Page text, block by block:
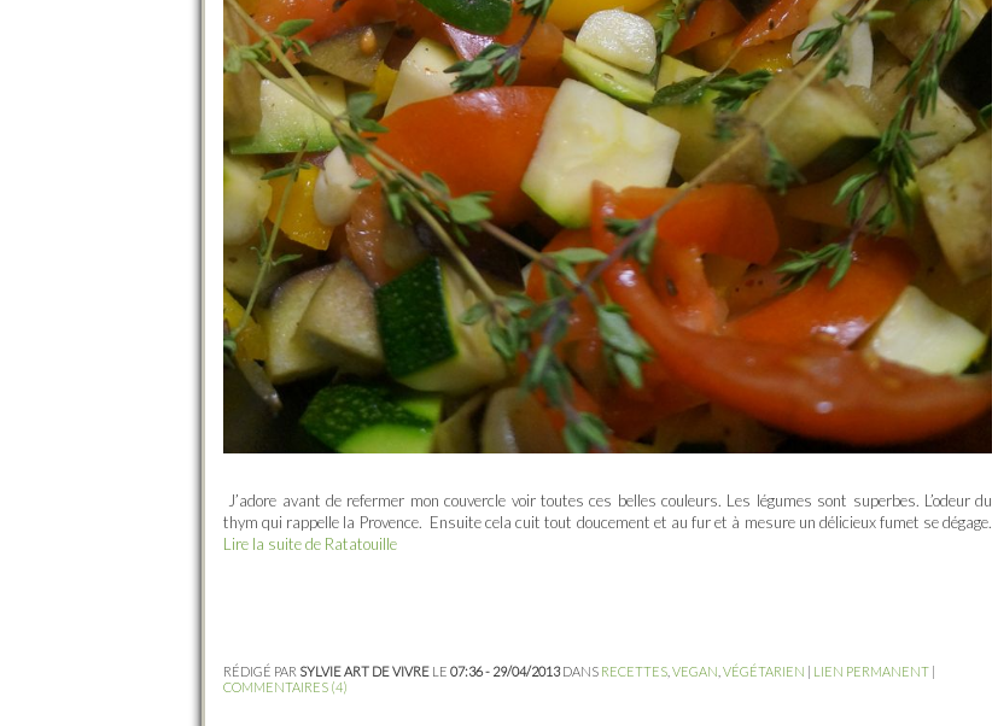
J’adore avant de refermer mon couvercle voir toutes ces belles couleurs. Les légumes sont superbes. L’odeur du
thym qui rappelle la Provence. Ensuite cela cuit tout doucement et au fur et à mesure un délicieux fumet se dégage.
Lire la suite de Ratatouille
RÉDIGÉ PAR SYLVIE ART DE VIVRE LE 07:36 - 29/04/2013DANS RECETTES VEGAN VÉGÉTARIEN LIEN PERMANENT
COMMENTAIRES (4)